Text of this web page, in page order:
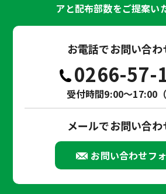
アと配布部数をご提案い
お電話でお問い合
0266-57-
受付時間9:00～17:00（
メールでお問い合
お問い合わせフ